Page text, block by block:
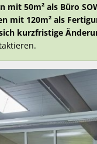
mit 50m² als Büro
mit 120m² als
kurzfristige